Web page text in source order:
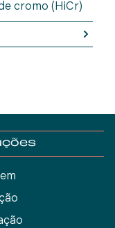
cromo (HiCr)
o